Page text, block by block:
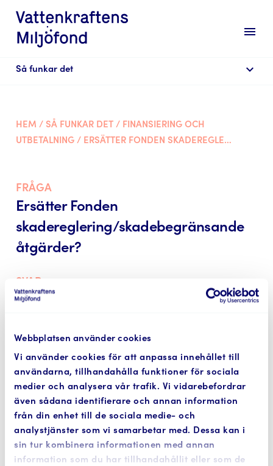
Webbplatsen använder cookies
Vi använder cookies för att anpassa innehållet till
användarna, tillhandahålla funktioner för sociala
medier och analysera vår trafik. Vi vidarebefordrar
även sådana identifierare och annan information
från din enhet till de sociala medie- och
analystjänster som vi samarbetar med. Dessa kan i
sin tur kombinera informationen med annan
information som du har tillhandahållit eller som de
menu
Så funkar det expand_more
HEM / SÅ FUNKAR DET / FINANSIERING OCH
UTBETALNING / ERSÄTTER FONDEN SKADEREGLERING/SKADEBEGRÄNSANDE ÅTGÄRDER?
FRÅGA
Ersätter Fonden
skadereglering/skadebegränsande
åtgärder?
SVAR
Fonden kan finansiera kostnader för
Skaderegleringen eller de
skadebegränsande åtgärderna har dömts
ut i domstol i samband med NAP-
prövningen
Behovet av skaderegleringen ska ha
uppstått/ska uppstå som en följd av
utdömda miljöåtgärder som krävs för att